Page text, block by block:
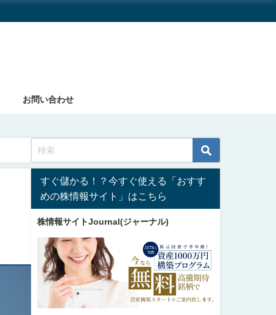
お問い合わせ
すぐ儲かる！？今すぐ使える「おすす
めの株情報サイト」はこちら
株情報サイトJournal(ジャーナル)